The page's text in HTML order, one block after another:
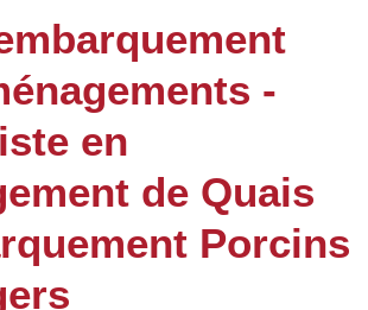
-
en
de Quais
Porcins